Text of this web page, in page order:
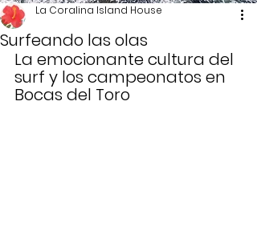
Surfeando las olas
La Coralina Island House
La emocionante cultura del
surf y los campeonatos en
Bocas del Toro